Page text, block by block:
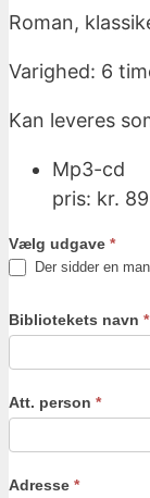
Roman,
Varighed: 6
Kan leveres
Mp3-cd
pris: kr.
Vælg udgave *
Der sidder en
Bibliotekets navn *
Att. person *
Adresse *